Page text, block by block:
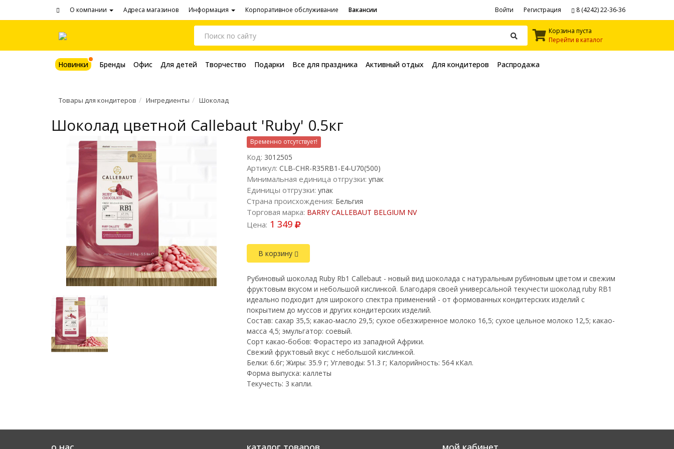
О компании Адреса магазинов Информация Корпоративное обслуживание Вакансии Войти Регистрация 8 (4242) 22-36-36
Корзина пуста
Перейти в каталог
Новинки Бренды Офис Для детей Творчество Подарки Все для праздника Активный отдых Для кондитеров Распродажа
Товары для кондитеров Ингредиенты Шоколад
Шоколад цветной Callebaut 'Ruby' 0.5кг
Временно отсутствует!
Код: 3012505
Артикул: CLB-CHR-R35RB1-E4-U70(500)
Минимальная единица отгрузки: упак
Единицы отгрузки: упак
Страна происхождения: Бельгия
Торговая марка: BARRY CALLEBAUT BELGIUM NV
Цена: 1 349
В корзину
Рубиновый шоколад Ruby Rb1 Callebaut - новый вид шоколада с натуральным рубиновым цветом и свежим
фруктовым вкусом и небольшой кислинкой. Благодаря своей универсальной текучести шоколад ruby RB1
идеально подходит для широкого спектра применений - от формованных кондитерских изделий с
покрытием до муссов и других кондитерских изделий.
Состав: сахар 35,5; какао-масло 29,5; сухое обезжиренное молоко 16,5; сухое цельное молоко 12,5; какао-
масса 4,5; эмульгатор: соевый.
Сорт какао-бобов: Форастеро из западной Африки.
Свежий фруктовый вкус с небольшой кислинкой.
Белки: 6.6г; Жиры: 35.9 г; Углеводы: 51.3 г; Калорийность: 564 кКал.
Форма выпуска: каллеты
Текучесть: 3 капли.